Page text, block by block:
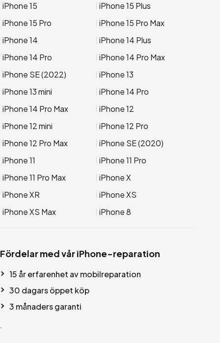
iPhone 15
iPhone 15 Plus
iPhone 15 Pro
iPhone 15 Pro Max
iPhone 14
iPhone 14 Plus
iPhone 14 Pro
iPhone 14 Pro Max
iPhone SE (2022)
iPhone 13
iPhone 13 mini
iPhone 14 Pro
iPhone 14 Pro Max
iPhone 12
iPhone 12 mini
iPhone 12 Pro
iPhone 12 Pro Max
iPhone SE (2020)
iPhone 11
iPhone 11 Pro
iPhone 11 Pro Max
iPhone X
iPhone XR
iPhone XS
iPhone XS Max
iPhone 8
Fördelar med vår iPhone-reparation
15 år erfarenhet av mobilreparation
30 dagars öppet köp
3 månaders garanti
.